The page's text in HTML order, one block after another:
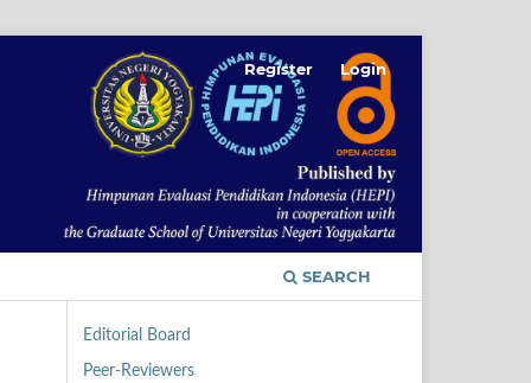
SEARCH
Register Login
Editorial Board
Peer-Reviewers